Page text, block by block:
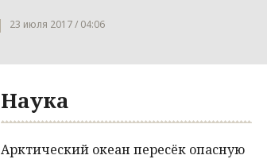
23 июля 2017 / 04:06
Наука
Арктический океан пересёк опасную